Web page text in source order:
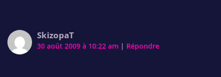
SkizopaT
30 août 2009 à 10:22 am | Répondre